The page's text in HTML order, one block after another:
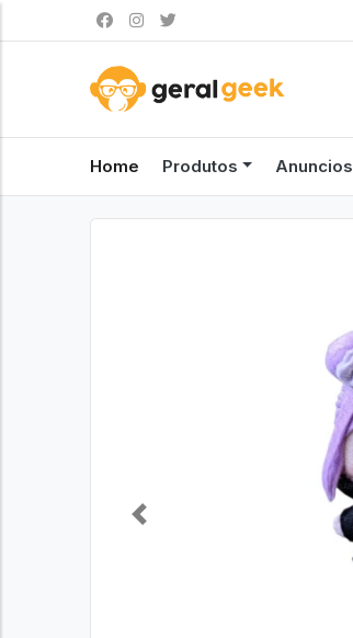
Home Produtos Anuncios
Previous